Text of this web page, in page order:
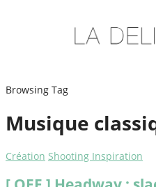
Browsing Tag
Musique
Création Shooting Inspiration